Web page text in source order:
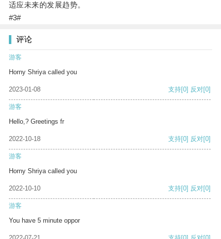
适应未来的发展趋势。
#3#
评论
游客
Horny Shriya called you
2023-01-08 支持[0] 反对[0]
游客
Hello,? Greetings fr
2022-10-18 支持[0] 反对[0]
游客
Horny Shriya called you
2022-10-10 支持[0] 反对[0]
游客
You have 5 minute oppor